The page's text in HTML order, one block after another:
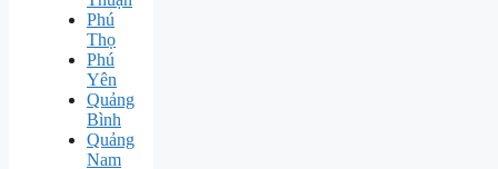
Phú
Thọ
Phú
Yên
Quảng
Bình
Quảng
Nam